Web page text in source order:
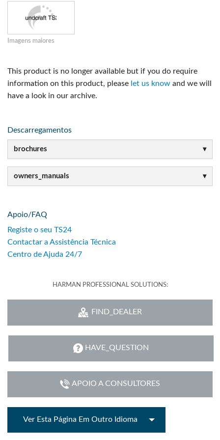
Imagens maiores
This product is no longer available but if you do require
information on this product, please let us know and we will
have a look in our archive.
Descarregamentos
brochures
owners_manuals
Apoio/FAQ
Registe o seu TS24
Contactar a Assistência Técnica
Centro de Ajuda 24/7
HARMAN PROFESSIONAL SOLUTIONS:
FIND_DEALER
HAVE_QUESTION
APOIO A CONSULTORES
Ver Esta Página Em Outro Idioma